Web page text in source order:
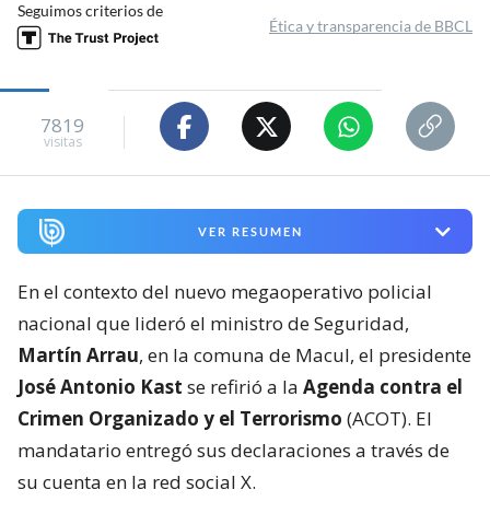
Seguimos criterios de
Ética y transparencia de BBCL
7819
visitas
VER RESUMEN
En el contexto del nuevo megaoperativo policial
nacional que lideró el ministro de Seguridad,
Martín Arrau, en la comuna de Macul, el presidente
José Antonio Kast se refirió a la Agenda contra el
Crimen Organizado y el Terrorismo (ACOT). El
mandatario entregó sus declaraciones a través de
su cuenta en la red social X.